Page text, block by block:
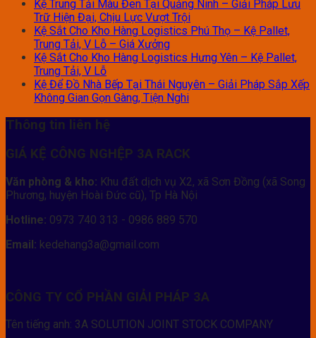
Kệ Trung Tải Màu Đen Tại Quảng Ninh – Giải Pháp Lưu
Trữ Hiện Đại, Chịu Lực Vượt Trội
Kệ Sắt Cho Kho Hàng Logistics Phú Thọ – Kệ Pallet,
Trung Tải, V Lỗ – Giá Xưởng
Kệ Sắt Cho Kho Hàng Logistics Hưng Yên – Kệ Pallet,
Trung Tải, V Lỗ
Kệ Để Đồ Nhà Bếp Tại Thái Nguyên – Giải Pháp Sắp Xếp
Không Gian Gọn Gàng, Tiện Nghi
Thông tin liên hệ
GIÁ KỆ CÔNG NGHỆP 3A RACK
Văn phòng & kho: Khu đất dịch vụ X2, xã Sơn Đồng (xã Song
Phương, huyện Hoài Đức cũ), Tp Hà Nội
Hotline: 0973 740 313 - 0986 889 570
Email: kedehang3a@gmail.com
CÔNG TY CỔ PHẦN GIẢI PHÁP 3A
Tên tiếng anh: 3A SOLUTION JOINT STOCK COMPANY